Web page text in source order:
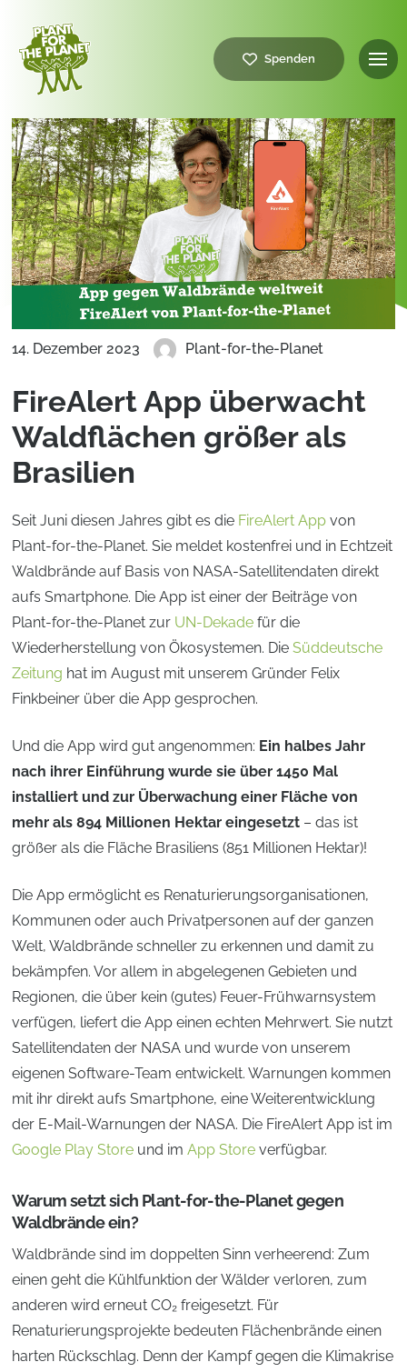
Spenden
14. Dezember 2023 Plant-for-the-Planet
FireAlert App überwacht
Waldflächen größer als
Brasilien
Seit Juni diesen Jahres gibt es die FireAlert App von
Plant-for-the-Planet. Sie meldet kostenfrei und in Echtzeit
Waldbrände auf Basis von NASA-Satellitendaten direkt
aufs Smartphone. Die App ist einer der Beiträge von
Plant-for-the-Planet zur UN-Dekade für die
Wiederherstellung von Ökosystemen. DieSüddeutsche
Zeitung hat im August mit unserem Gründer Felix
Finkbeiner über die App gesprochen.
Und die App wird gut angenommen: Ein halbes Jahr
nach ihrer Einführung wurde sie über 1450 Mal
installiert und zur Überwachung einer Fläche von
mehr als 894 Millionen Hektar eingesetzt – das ist
größer als die Fläche Brasiliens (851 Millionen Hektar)!
Die App ermöglicht es Renaturierungsorganisationen,
Kommunen oder auch Privatpersonen auf der ganzen
Welt, Waldbrände schneller zu erkennen und damit zu
bekämpfen. Vor allem in abgelegenen Gebieten und
Regionen, die über kein (gutes) Feuer-Frühwarnsystem
verfügen, liefert die App einen echten Mehrwert. Sie nutzt
Satellitendaten der NASA und wurde von unserem
eigenen Software-Team entwickelt. Warnungen kommen
mit ihr direkt aufs Smartphone, eine Weiterentwicklung
der E-Mail-Warnungen der NASA. Die FireAlert App ist im
Google Play Store und imApp Store verfügbar.
Warum setzt sich Plant-for-the-Planet gegen
Waldbrände ein?
Waldbrände sind im doppelten Sinn verheerend: Zum
einen geht die Kühlfunktion der Wälder verloren, zum
anderen wird erneut CO₂ freigesetzt. Für
Renaturierungsprojekte bedeuten Flächenbrände einen
harten Rückschlag. Denn der Kampf gegen die Klimakrise